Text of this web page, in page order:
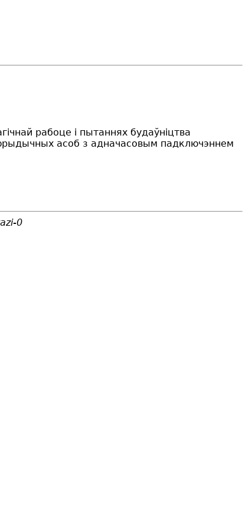
рабоце і пытаннях будаўніцтва
асоб з адначасовым падключэннем
0